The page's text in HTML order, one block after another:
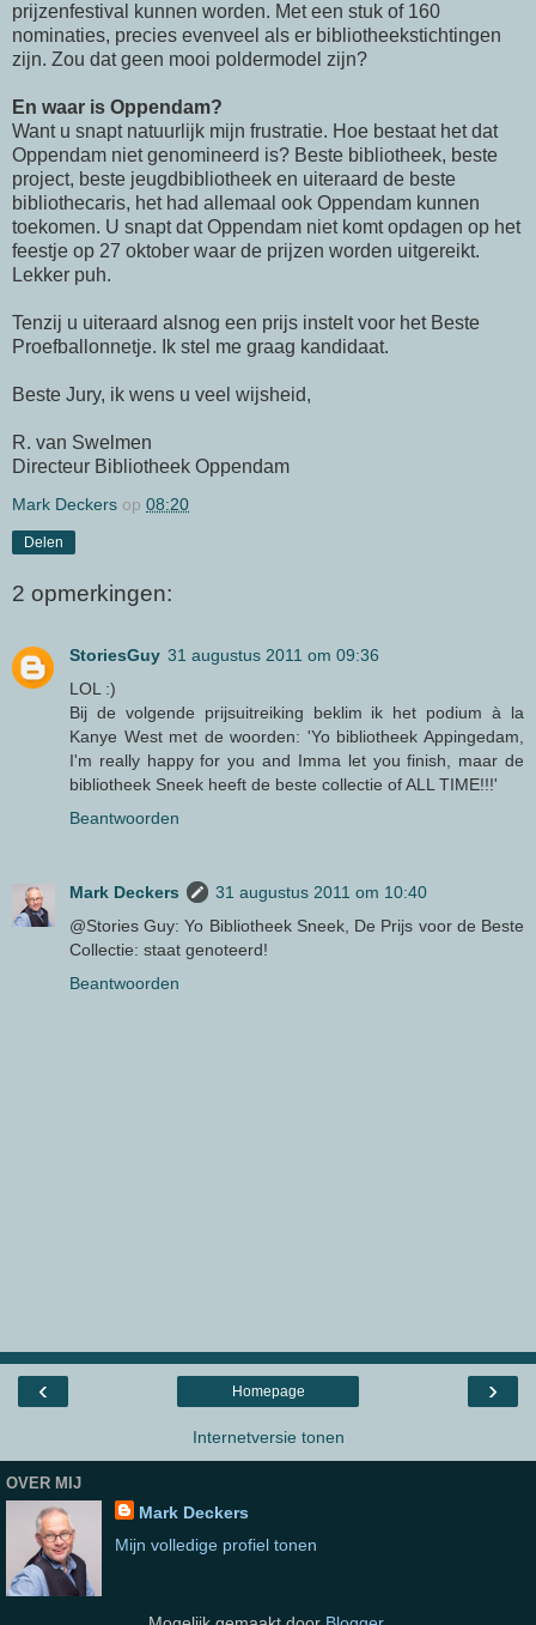
prijzenfestival kunnen worden. Met een stuk of 160
nominaties, precies evenveel als er bibliotheekstichtingen
zijn. Zou dat geen mooi poldermodel zijn?
En waar is Oppendam?
Want u snapt natuurlijk mijn frustratie. Hoe bestaat het dat
Oppendam niet genomineerd is? Beste bibliotheek, beste
project, beste jeugdbibliotheek en uiteraard de beste
bibliothecaris, het had allemaal ook Oppendam kunnen
toekomen. U snapt dat Oppendam niet komt opdagen op het
feestje op 27 oktober waar de prijzen worden uitgereikt.
Lekker puh.
Tenzij u uiteraard alsnog een prijs instelt voor het Beste
Proefballonnetje. Ik stel me graag kandidaat.
Beste Jury, ik wens u veel wijsheid,
R. van Swelmen
Directeur Bibliotheek Oppendam
Mark Deckers op 08:20
Delen
2 opmerkingen:
StoriesGuy 31 augustus 2011 om 09:36
LOL :)
Bij de volgende prijsuitreiking beklim ik het podium à la
Kanye West met de woorden: 'Yo bibliotheek Appingedam,
I'm really happy for you and Imma let you finish, maar de
bibliotheek Sneek heeft de beste collectie of ALL TIME!!!'
Beantwoorden
Mark Deckers
31 augustus 2011 om 10:40
@Stories Guy: Yo Bibliotheek Sneek, De Prijs voor de Beste
Collectie: staat genoteerd!
Beantwoorden
‹ ›
Homepage
Internetversie tonen
OVER MIJ
Mark Deckers
Mijn volledige profiel tonen